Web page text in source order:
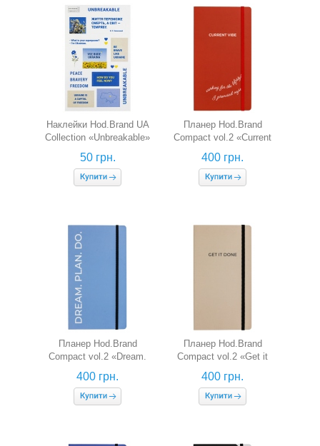
Наклейки Hod.Brand UA
Collection «Unbreakable»
50 грн.
Планер Hod.Brand
Compact vol.2 «Current
vibe»
400 грн.
Планер Hod.Brand
Compact vol.2 «Dream.
Plan. Do.»
400 грн.
Планер Hod.Brand
Compact vol.2 «Get it
done»
400 грн.